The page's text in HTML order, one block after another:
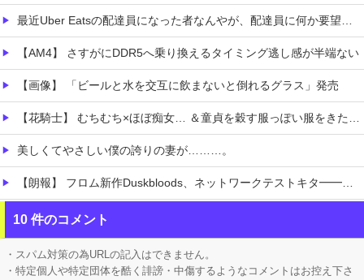
最近Uber Eatsの配達員になった者なんやが、配達員に何か要望があったら教えてくれ
【AM4】 さすがにDDR5へ乗り換えるタイミング逃し感が半端ない
【画像】 「ビールと水を交互に飲まないと倒れるグラス」発売
【花騎士】 むちむち×ほぼ痴女… ＆童貞を穀す服っぽい服をきたホウオウボクへの反応！！！
美しくてやさしい僕の誇りの妻が………。
【朗報】 フロム新作Duskbloods、ネットワークテストキタ━━━━(゜∀゜)━━━━!!
【悲報】 ピカチュウが大量に半額
『ほの暮しの庭』Switch2版 21,965本、Switch版 12,458本
10 件のコメント
・スパム対策の為URLの記入はできません。
・特定個人や特定団体を酷く誹謗・中傷するようなコメントはお控え下さ